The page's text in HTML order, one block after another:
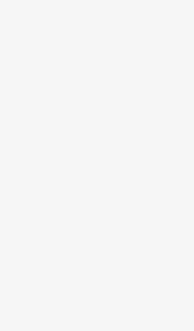
umowy zawartej z osobą, której dane dotyczą lub
na podstawie art. 21 RODO, wobec przetwarzania
z prawnie uzasadnionych interesów
sytuacją. W razie wniesienia sprzeciwu, administrator
podstaw do przetwarzania, nadrzędnych wobec
odbywa się na podstawie zgody osoby na przetwarzanie
Cofnięcie to nie ma wpływu na zgodność
nadzorczego na niezgodne z prawem
Urzędu Ochrony Danych Osobowych.
osobowe, podanie danych osobowych jest dobrowolne
podejmowaniu decyzji, w tym również profilowaniu.